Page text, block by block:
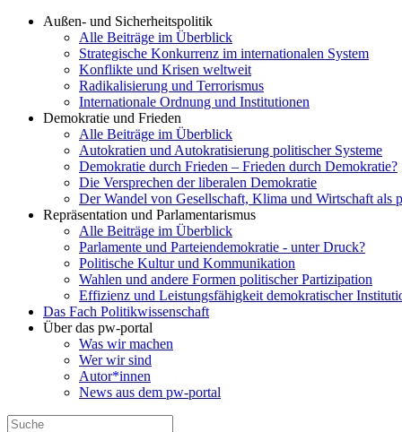
Außen- und Sicherheitspolitik
Alle Beiträge im Überblick
Strategische Konkurrenz im internationalen System
Konflikte und Krisen weltweit
Radikalisierung und Terrorismus
Internationale Ordnung und Institutionen
Demokratie und Frieden
Alle Beiträge im Überblick
Autokratien und Autokratisierung politischer Systeme
Demokratie durch Frieden – Frieden durch Demokratie?
Die Versprechen der liberalen Demokratie
Der Wandel von Gesellschaft, Klima und Wirtschaft als
Repräsentation und Parlamentarismus
Alle Beiträge im Überblick
Parlamente und Parteiendemokratie - unter Druck?
Politische Kultur und Kommunikation
Wahlen und andere Formen politischer Partizipation
Effizienz und Leistungsfähigkeit demokratischer
Das Fach Politikwissenschaft
Über das pw-portal
Was wir machen
Wer wir sind
Autor*innen
News aus dem pw-portal